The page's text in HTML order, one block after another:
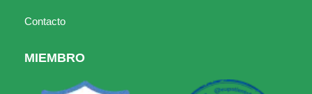
Contacto
MIEMBRO